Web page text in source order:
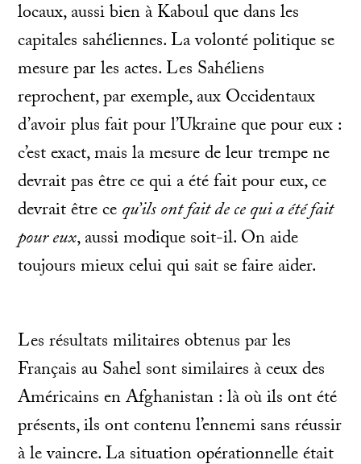
locaux, aussi bien à Kaboul que dans les
capitales sahéliennes. La volonté politique se
mesure par les actes. Les Sahéliens
reprochent, par exemple, aux Occidentaux
d’avoir plus fait pour l’Ukraine que pour eux :
c’est exact, mais la mesure de leur trempe ne
devrait pas être ce qui a été fait pour eux, ce
devrait être ce qu’ils ont fait de ce qui a été fait
pour eux, aussi modique soit-il. On aide
toujours mieux celui qui sait se faire aider.
Les résultats militaires obtenus par les
Français au Sahel sont similaires à ceux des
Américains en Afghanistan : là où ils ont été
présents, ils ont contenu l’ennemi sans réussir
à le vaincre. La situation opérationnelle était